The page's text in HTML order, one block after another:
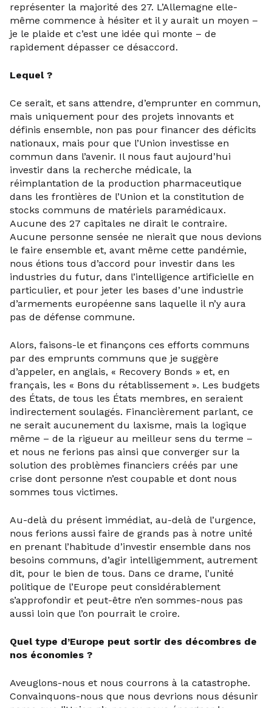
représenter la majorité des 27. L’Allemagne elle-
même commence à hésiter et il y aurait un moyen –
je le plaide et c’est une idée qui monte – de
rapidement dépasser ce désaccord.
Lequel ?
Ce serait, et sans attendre, d’emprunter en commun,
mais uniquement pour des projets innovants et
définis ensemble, non pas pour financer des déficits
nationaux, mais pour que l’Union investisse en
commun dans l’avenir. Il nous faut aujourd’hui
investir dans la recherche médicale, la
réimplantation de la production pharmaceutique
dans les frontières de l’Union et la constitution de
stocks communs de matériels paramédicaux.
Aucune des 27 capitales ne dirait le contraire.
Aucune personne sensée ne nierait que nous devions
le faire ensemble et, avant même cette pandémie,
nous étions tous d’accord pour investir dans les
industries du futur, dans l’intelligence artificielle en
particulier, et pour jeter les bases d’une industrie
d’armements européenne sans laquelle il n’y aura
pas de défense commune.
Alors, faisons-le et finançons ces efforts communs
par des emprunts communs que je suggère
d’appeler, en anglais, « Recovery Bonds » et, en
français, les « Bons du rétablissement ». Les budgets
des États, de tous les États membres, en seraient
indirectement soulagés. Financièrement parlant, ce
ne serait aucunement du laxisme, mais la logique
même – de la rigueur au meilleur sens du terme –
et nous ne ferions pas ainsi que converger sur la
solution des problèmes financiers créés par une
crise dont personne n’est coupable et dont nous
sommes tous victimes.
Au-delà du présent immédiat, au-delà de l’urgence,
nous ferions aussi faire de grands pas à notre unité
en prenant l’habitude d’investir ensemble dans nos
besoins communs, d’agir intelligemment, autrement
dit, pour le bien de tous. Dans ce drame, l’unité
politique de l’Europe peut considérablement
s’approfondir et peut-être n’en sommes-nous pas
aussi loin que l’on pourrait le croire.
Quel type d’Europe peut sortir des décombres de
nos économies ?
Aveuglons-nous et nous courrons à la catastrophe.
Convainquons-nous que nous devrions nous désunir